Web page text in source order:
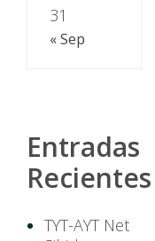
31
« Sep
Entradas
Recientes
TYT-AYT Net